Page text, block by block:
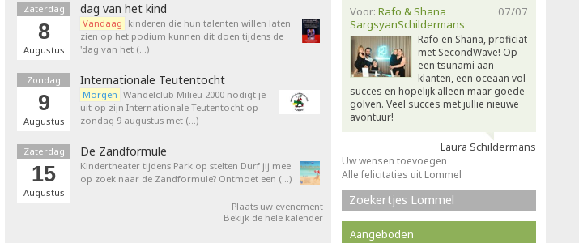
Zaterdag
8
Augustus
dag van het kind
Vandaag kinderen die hun talenten willen laten
zien op het podium kunnen dit doen tijdens de
'dag van het (…)
Zondag
9
Augustus
Internationale Teutentocht
Morgen Wandelclub Milieu 2000 nodigt je
uit op zijn Internationale Teutentocht op
zondag 9 augustus met (…)
Zaterdag
15
Augustus
De Zandformule
Kindertheater tijdens Park op stelten Durf jij mee
op zoek naar de Zandformule? Ontmoet een (…)
Plaats uw evenement
Bekijk de hele kalender
07/07
Voor: Rafo & Shana
SargsyanSchildermans
Rafo en Shana, proficiat
met SecondWave! Op
een tsunami aan
klanten, een oceaan vol
succes en hopelijk alleen maar goede
golven. Veel succes met jullie nieuwe
avontuur!
Laura Schildermans
Uw wensen toevoegen
Alle felicitaties uit Lommel
Zoekertjes Lommel
Aangeboden